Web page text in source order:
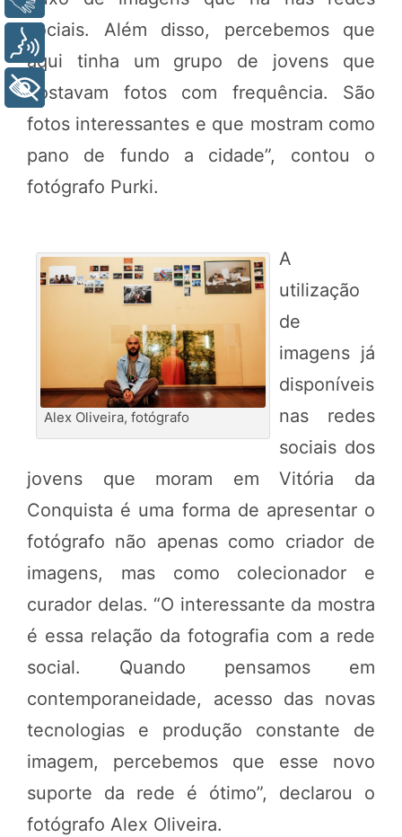
sociais. Além disso, percebemos que
aqui tinha um grupo de jovens que
postavam fotos com frequência. São
fotos interessantes e que mostram como
pano de fundo a cidade”, contou o
fotógrafo Purki.
Alex Oliveira, fotógrafo
A
utilização
de
imagens já
disponíveis
nas redes
sociais dos
jovens que moram em Vitória da
Conquista é uma forma de apresentar o
fotógrafo não apenas como criador de
imagens, mas como colecionador e
curador delas. “O interessante da mostra
é essa relação da fotografia com a rede
social. Quando pensamos em
contemporaneidade, acesso das novas
tecnologias e produção constante de
imagem, percebemos que esse novo
suporte da rede é ótimo”, declarou o
fotógrafo Alex Oliveira.
+ Acessibilidade